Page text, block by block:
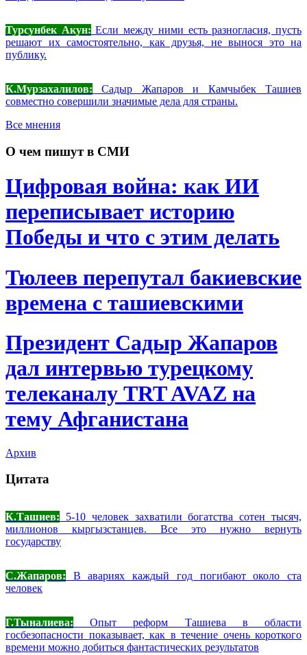
Турсунбек Акун: Если между ними есть разногласия, пусть
решают их самостоятельно, как друзья, не вынося это на
публику.
К.Мурзахалилов: Садыр Жапаров и Камчыбек Ташиев
совместно совершили значимые дела для страны.
Все мнения
О чем пишут в СМИ
Цифровая война: как ИИ
переписывает историю
Победы и что с этим делать
Тюлеев перепутал бакиевские
времена с ташиевскими
Президент Садыр Жапаров
дал интервью турецкому
телеканалу TRT AVAZ на
тему Афганистана
Архив
Цитата
К.Ташиев: 5-10 человек захватили богатства сотен тысяч,
миллионов кыргызстанцев. Все это нужно вернуть
государству
С.Жапаров: В авариях каждый год погибают около ста
человек
Г.Тыналиева: Опыт реформ Ташиева в области
госбезопасности показывает, как в течение очень короткого
времени можно добиться фантастических результатов